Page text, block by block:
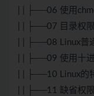
| | ├──06 使用
| | ├──07 目录权
| | ├──08 Linux普
| | ├──09 使用十
| | ├──10 Linux的
| | ├──11 缺省权